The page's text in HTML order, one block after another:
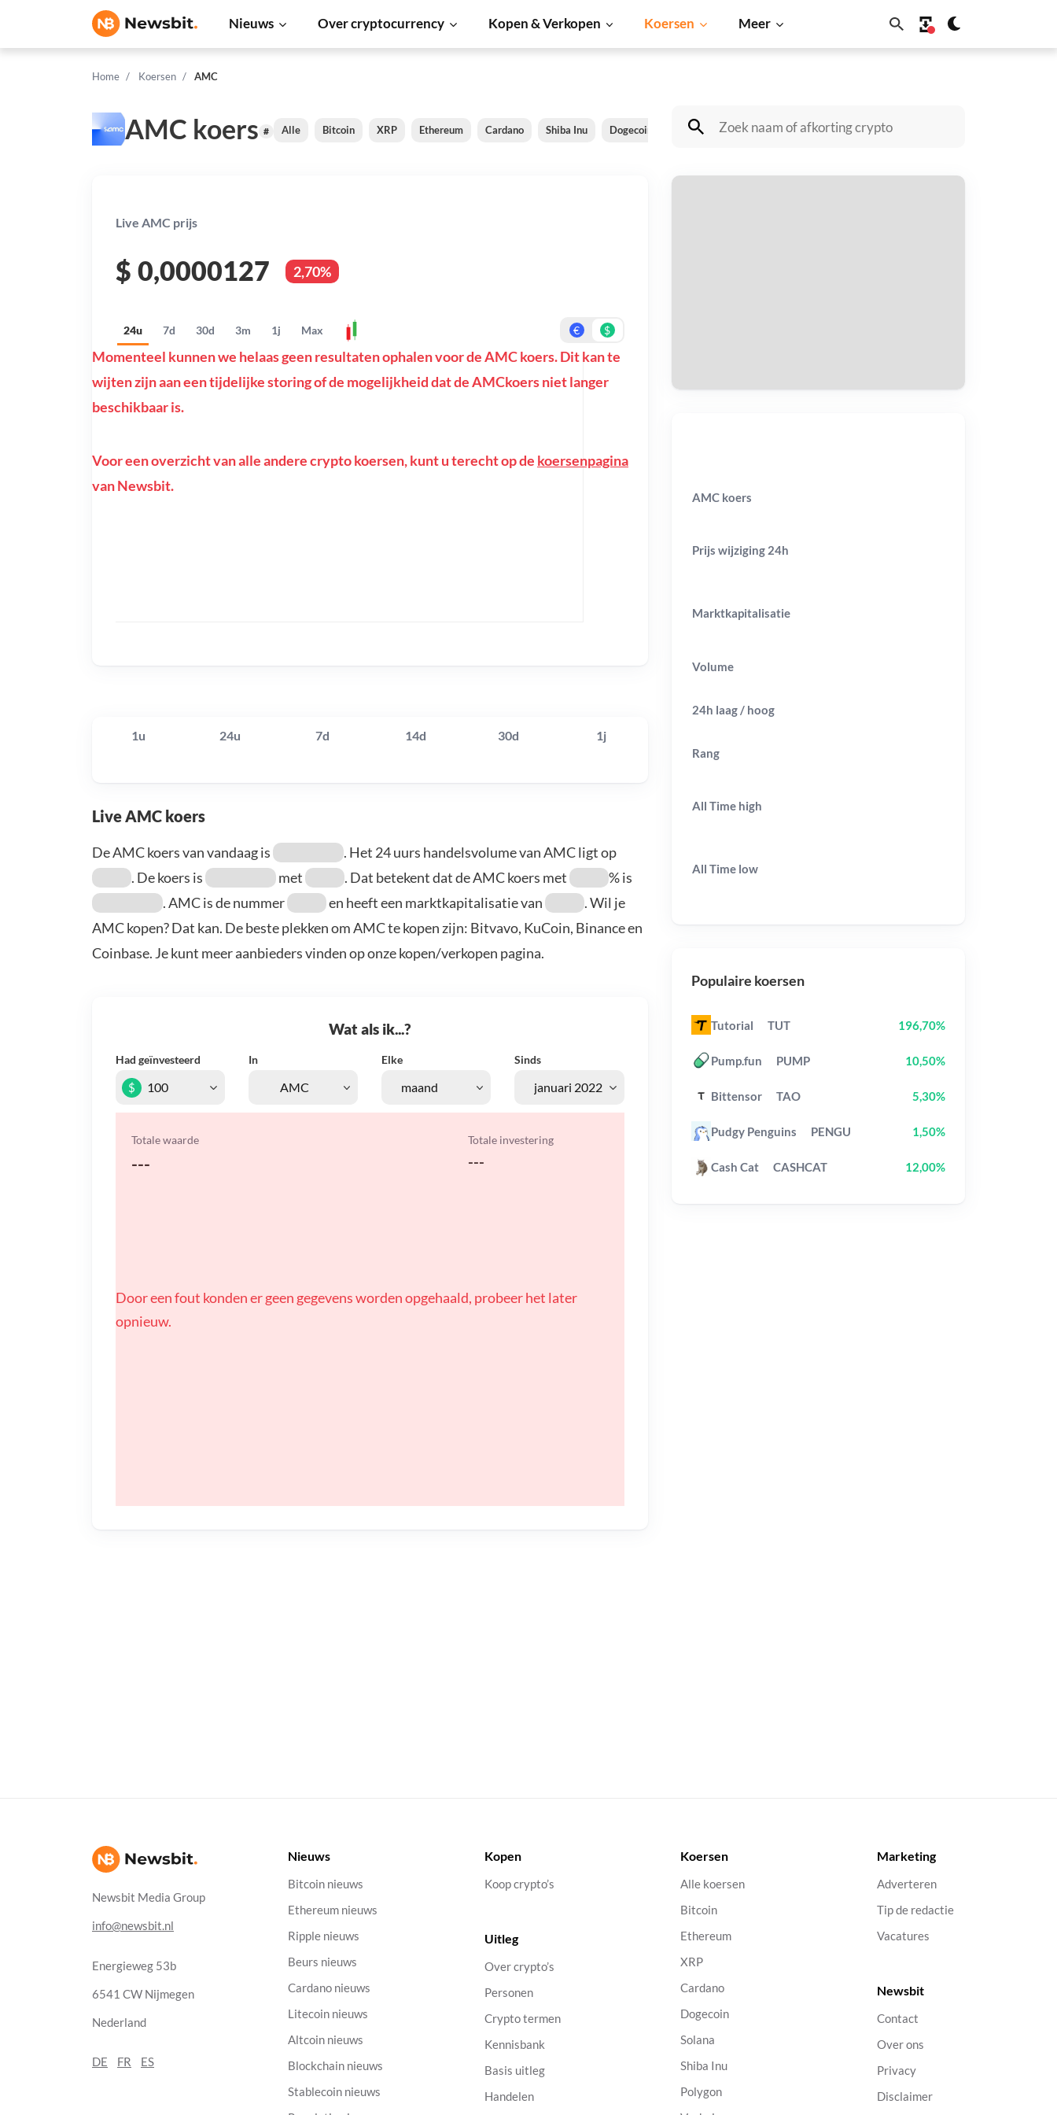
Nieuws Over cryptocurrency Kopen & Verkopen Koersen Meer
Home Koersen AMC
AMC koers # Alle Bitcoin XRP Ethereum Cardano Shiba Inu Dogecoin Solana BNB
Live AMC prijs
$ 0,0000127 2,70%
24u 7d 30d 3m 1j Max € $
Momenteel kunnen we helaas geen resultaten ophalen voor de AMC koers. Dit kan te
wijten zijn aan een tijdelijke storing of de mogelijkheid dat de AMCkoers niet langer
beschikbaar is.
Voor een overzicht van alle andere crypto koersen, kunt u terecht op de koersenpagina
van Newsbit.
1u 24u 7d 14d 30d 1j
Live AMC koers
De AMC koers van vandaag is
. Het 24 uurs handelsvolume van AMC ligt op
. De koers is
met . Dat betekent dat de AMC koers met
% is
. AMC is de nummer
en heeft een marktkapitalisatie van
. Wil je
AMC kopen? Dat kan. De beste plekken om AMC te kopen zijn: Bitvavo, KuCoin, Binance en
Coinbase. Je kunt meer aanbieders vinden op onze kopen/verkopen pagina.
Wat als ik...?
Had geïnvesteerd In Elke Sinds
$
Totale waarde
---
Totale investering
---
Door een fout konden er geen gegevens worden opgehaald, probeer het later
opnieuw.
AMC koers
Prijs wijziging 24h
Marktkapitalisatie
Volume
24h laag / hoog
Rang
All Time high
All Time low
Populaire koersen
Tutorial TUT 196,70%
Pump.fun PUMP 10,50%
Bittensor TAO 5,30%
Pudgy Penguins PENGU 1,50%
Cash Cat CASHCAT 12,00%
Newsbit Media Group
info@newsbit.nl
Energieweg 53b
6541 CW Nijmegen
Nederland
DE FR ES
Nieuws
Bitcoin nieuws
Ethereum nieuws
Ripple nieuws
Beurs nieuws
Cardano nieuws
Litecoin nieuws
Altcoin nieuws
Blockchain nieuws
Stablecoin nieuws
Kopen
Koop crypto’s
Uitleg
Over crypto’s
Personen
Crypto termen
Kennisbank
Basis uitleg
Handelen
Koersen
Alle koersen
Bitcoin
Ethereum
XRP
Cardano
Dogecoin
Solana
Shiba Inu
Polygon
Marketing
Adverteren
Tip de redactie
Vacatures
Newsbit
Contact
Over ons
Privacy
Disclaimer